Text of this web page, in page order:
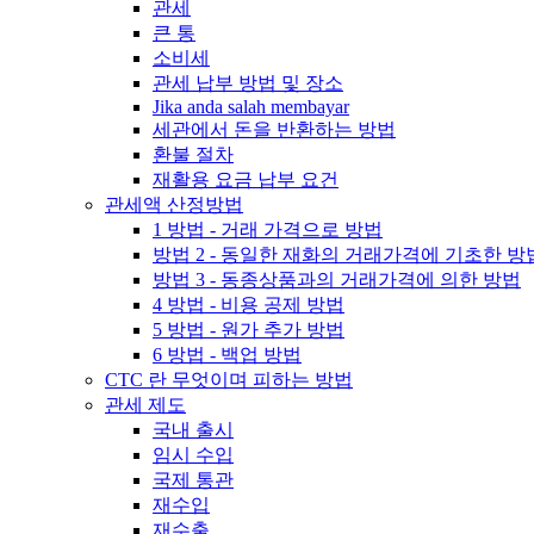
관세
큰 통
소비세
관세 납부 방법 및 장소
Jika anda salah membayar
세관에서 돈을 반환하는 방법
환불 절차
재활용 요금 납부 요건
관세액 산정방법
1 방법 - 거래 가격으로 방법
방법 2 - 동일한 재화의 거래가격에 기초한 방
방법 3 - 동종상품과의 거래가격에 의한 방법
4 방법 - 비용 공제 방법
5 방법 - 원가 추가 방법
6 방법 - 백업 방법
CTC 란 무엇이며 피하는 방법
관세 제도
국내 출시
임시 수입
국제 통관
재수입
재수출